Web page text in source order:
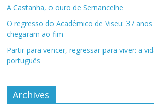
A Castanha, o ouro de Sernancelhe
O regresso do Académico de Viseu: 37
chegaram ao fim
Partir para vencer, regressar para viver: a
português
Archives